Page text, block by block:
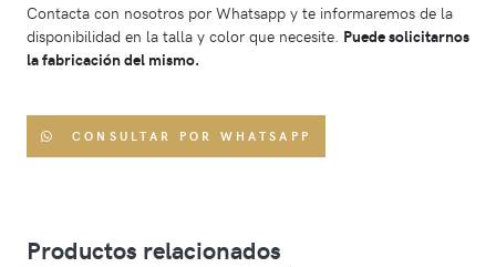
Contacta con nosotros por Whatsapp y te informaremos de la
disponibilidad en la talla y color que necesite. Puede solicitarnos
la fabricación del mismo.
CONSULTAR POR WHATSAPP
Productos relacionados